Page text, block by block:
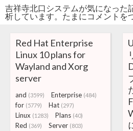
吉祥寺北口システムが気になった
析しています。たまにコメントを
Red Hat Enterprise
Linux 10 plans for
Wayland and Xorg
server
and (3599) Enterprise (484)
for (5779) Hat (297)
Linux (1283) Plans (40)
Red (369) Server (803)